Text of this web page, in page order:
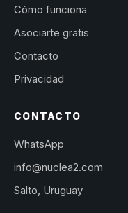
Cómo funciona
Asociarte gratis
Contacto
Privacidad
CONTACTO
WhatsApp
info@nuclea2.com
Salto, Uruguay